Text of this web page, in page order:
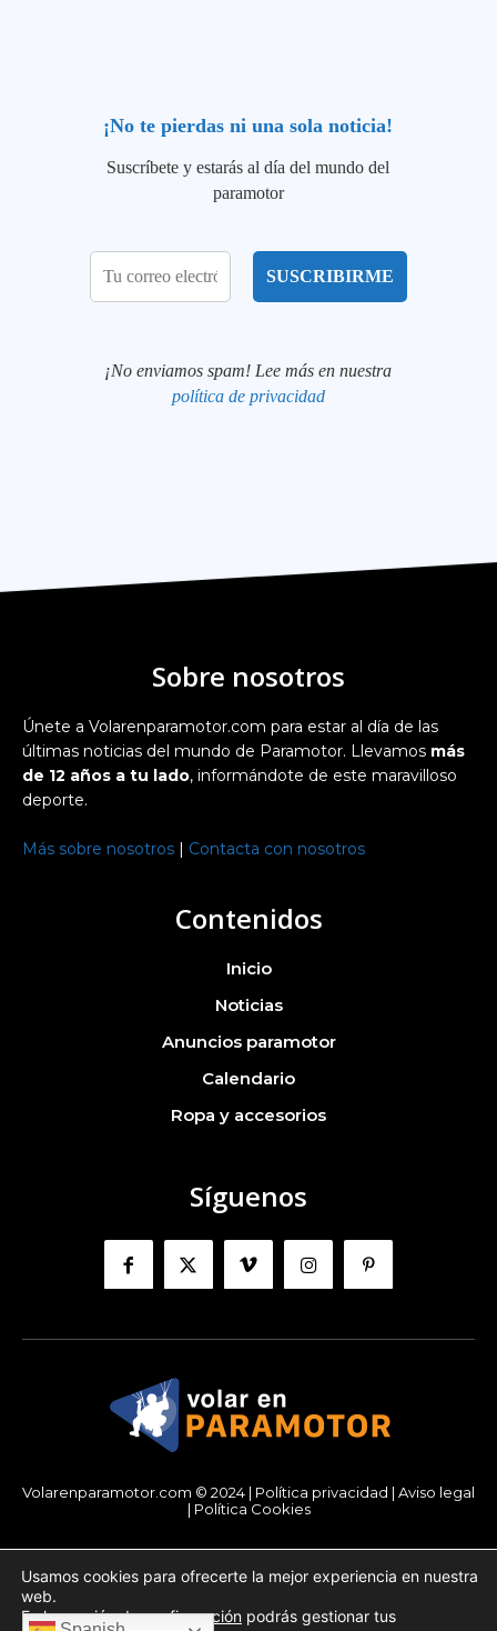
¡No te pierdas ni una sola noticia!
Suscríbete y estarás al día del mundo del
paramotor
¡No enviamos spam! Lee más en nuestra
política de privacidad
Sobre nosotros
Únete a Volarenparamotor.com para estar al día de las
últimas noticias del mundo de Paramotor. Llevamos más
de 12 años a tu lado, informándote de este maravilloso
deporte.
Más sobre nosotros | Contacta con nosotros
Contenidos
Inicio
Noticias
Anuncios paramotor
Calendario
Ropa y accesorios
Síguenos
Volarenparamotor.com © 2024 | Política privacidad | Aviso legal
| Política Cookies
Automatic translation :
Usamos cookies para ofrecerte la mejor experiencia en nuestra
web.
En la sección deconfiguración podrás gestionar tus